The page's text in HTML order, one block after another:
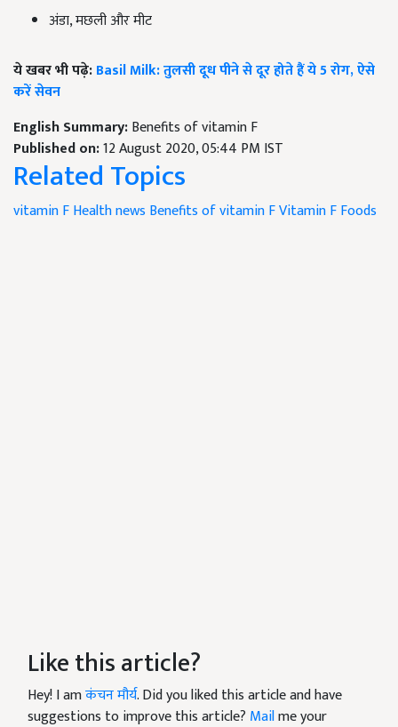
अंडा, मछली और मीट
ये खबर भी पढ़े:Basil Milk: तुलसी दूध पीने से दूर होते हैं ये 5 रोग, ऐसे
करें सेवन
English Summary:Benefits of vitamin F
Published on:12 August 2020, 05:44 PM IST
Related Topics
vitamin FHealth news Benefits of vitamin FVitamin F Foods
Like this article?
Hey! I amकंचन मौर्य. Did you liked this article and have
suggestions to improve this article? Mailme your